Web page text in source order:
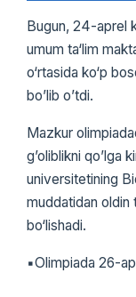
Bugun, 24-aprel
umum ta‘lim
o‘rtasida ko‘p
bo’lib o’tdi.
Mazkur
g’oliblikni qo’lga
universitetining
muddatidan oldin
bo‘lishadi.
▪️Olimpiada 26-